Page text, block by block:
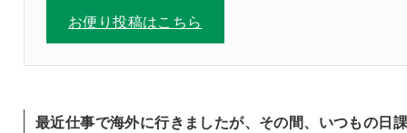
お便り投稿はこちら
最近仕事で海外に行きましたが、その間、いつもの日